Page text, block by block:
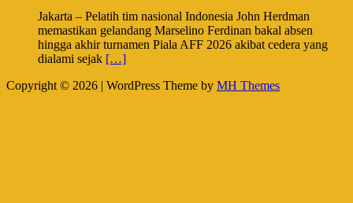
Jakarta – Pelatih tim nasional Indonesia John Herdman
memastikan gelandang Marselino Ferdinan bakal absen
hingga akhir turnamen Piala AFF 2026 akibat cedera yang
dialami sejak […]
Copyright © 2026 | WordPress Theme by MH Themes